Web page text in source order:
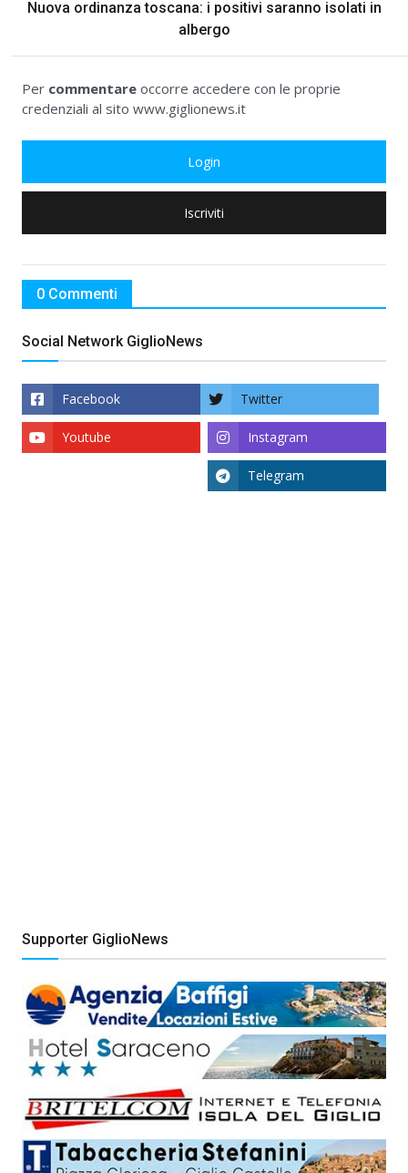
Nuova ordinanza toscana: i positivi saranno isolati in
albergo
Per commentare occorre accedere con le proprie
credenziali al sito www.giglionews.it
Login
Iscriviti
0 Commenti
Social Network GiglioNews
Facebook Twitter
Instagram
Youtube
Telegram
Supporter GiglioNews